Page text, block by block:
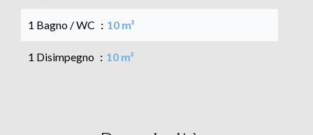
1 Bagno / WC 10 m²
1 Disimpegno 10 m²